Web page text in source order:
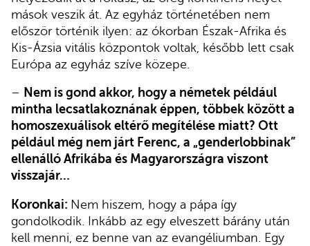
mások veszik át. Az egyház történetében nem
először történik ilyen: az ókorban Észak-Afrika és
Kis-Ázsia vitális központok voltak, később lett csak
Európa az egyház szíve közepe.
– Nem is gond akkor, hogy a németek például
mintha lecsatlakoznának éppen, többek között a
homoszexuálisok eltérő megítélése miatt? Ott
például még nem járt Ferenc, a „genderlobbinak”
ellenálló Afrikába és Magyarországra viszont
visszajár…
Koronkai: Nem hiszem, hogy a pápa így
gondolkodik. Inkább az egy elveszett bárány után
kell menni, ez benne van az evangéliumban. Egy